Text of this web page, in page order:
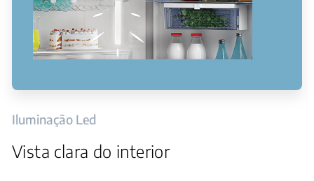
Iluminação Led
Vista clara do interior